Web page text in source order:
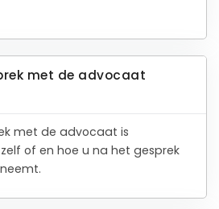
met de advocaat
met de advocaat is
of en hoe u na het gesprek